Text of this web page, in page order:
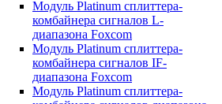
Модуль Platinum сплиттера-
комбайнера сигналов L-
диапазона Foxcom
Модуль Platinum сплиттера-
комбайнера сигналов IF-
диапазона Foxcom
Модуль Platinum сплиттера-